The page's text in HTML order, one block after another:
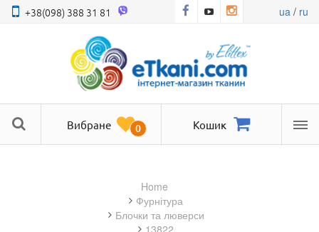
+38(098) 388 31 81 ua/ ru
Вибране 0 Кошик
Home
фурнітура
блочки та люверси
13822